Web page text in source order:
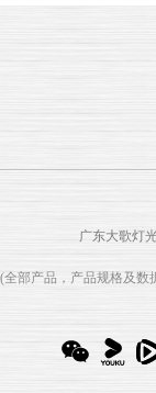
广东大歌灯
(全部产品，产品规格及数